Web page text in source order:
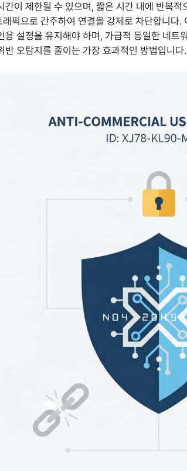
간이 제한될 수 있으며, 짧은 시간 내에 반복
래픽으로 간주하여 연결을 강제로 차단합니다
용 설정을 유지해야 하며, 가급적 동일한 네트
반 오탐지를 줄이는 가장 효과적인 방법입니다.